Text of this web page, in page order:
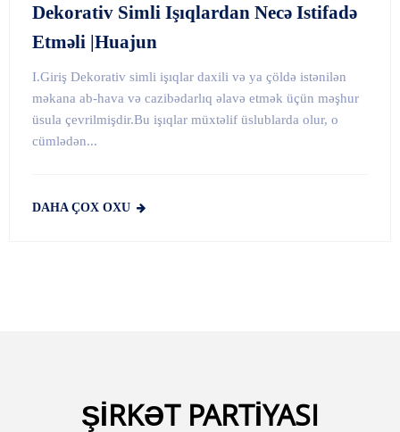
Dekorativ Simli Işıqlardan Necə Istifadə
Etməli |Huajun
I.Giriş Dekorativ simli işıqlar daxili və ya çöldə istənilən
məkana ab-hava və cazibədarlıq əlavə etmək üçün məşhur
üsula çevrilmişdir.Bu işıqlar müxtəlif üslublarda olur, o
cümlədən...
DAHA ÇOX OXU
ŞİRKƏT PARTİYASI